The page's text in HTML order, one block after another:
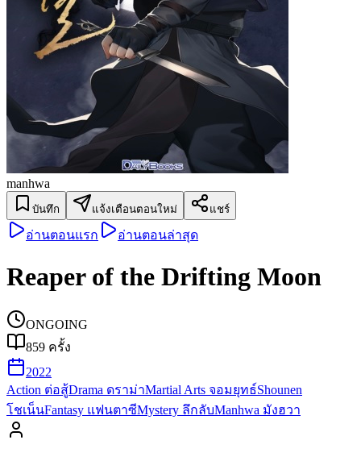
manhwa
บันทึก แจ้งเตือนตอนใหม่ แชร์
อ่านตอนแรก อ่านตอนล่าสุด
Reaper of the Drifting Moon
ONGOING
859 ครั้ง
2022
Action ต่อสู้Drama ดราม่าMartial Arts จอมยุทธ์Shounen
โชเน็นFantasy แฟนตาซีMystery ลึกลับManhwa มังฮวา